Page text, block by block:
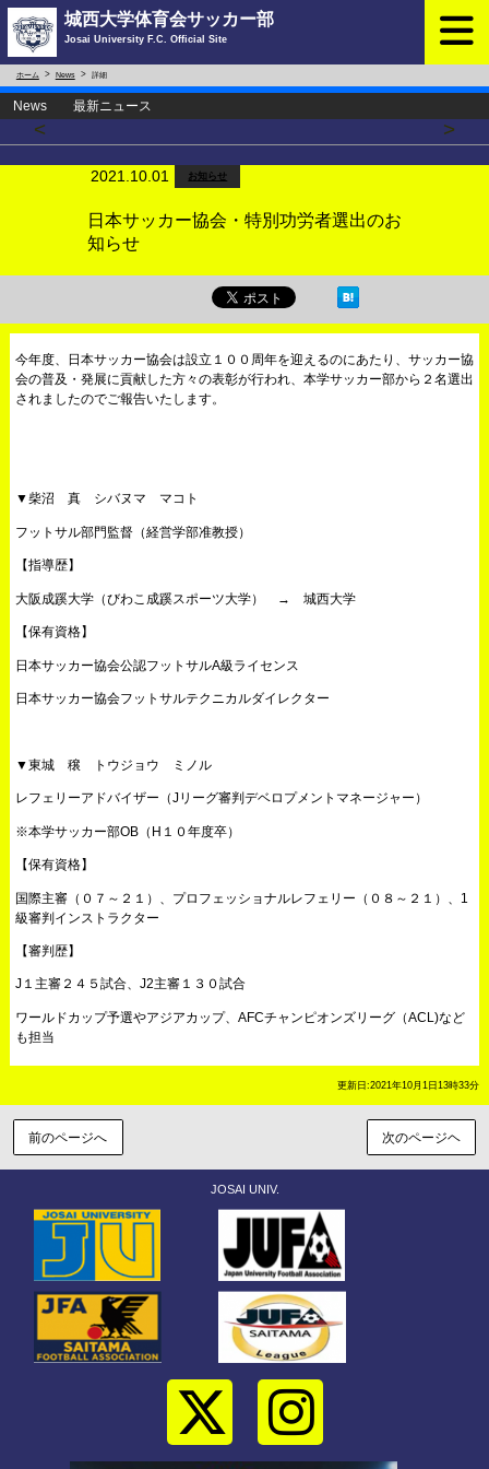
城西大学体育会サッカー部
Josai University F.C. Official Site
ホーム News 詳細
News 最新ニュース
< >
2021.10.01 お知らせ
日本サッカー協会・特別功労者選出のお
知らせ
今年度、日本サッカー協会は設立１００周年を迎えるのにあたり、サッカー協
会の普及・発展に貢献した方々の表彰が行われ、本学サッカー部から２名選出
されましたのでご報告いたします。
▼柴沼 真 シバヌマ マコト
フットサル部門監督（経営学部准教授）
【指導歴】
大阪成蹊大学（びわこ成蹊スポーツ大学） → 城西大学
【保有資格】
日本サッカー協会公認フットサルA級ライセンス
日本サッカー協会フットサルテクニカルダイレクター
▼東城 穣 トウジョウ ミノル
レフェリーアドバイザー（Jリーグ審判デベロプメントマネージャー）
※本学サッカー部OB（H１０年度卒）
【保有資格】
国際主審（０７～２１）、プロフェッショナルレフェリー（０８～２１）、1
級審判インストラクター
【審判歴】
J１主審２４５試合、J2主審１３０試合
ワールドカップ予選やアジアカップ、AFCチャンピオンズリーグ（ACL)など
も担当
更新日:2021年10月1日13時33分
前のページへ 次のページヘ
JOSAI UNIV.